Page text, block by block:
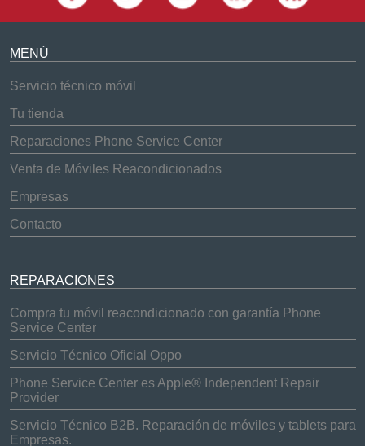
MENÚ
Servicio técnico móvil
Tu tienda
Reparaciones Phone Service Center
Venta de Móviles Reacondicionados
Empresas
Contacto
REPARACIONES
Compra tu móvil reacondicionado con garantía Phone
Service Center
Servicio Técnico Oficial Oppo
Phone Service Center es Apple® Independent Repair
Provider
Servicio Técnico B2B. Reparación de móviles y tablets para
Empresas.